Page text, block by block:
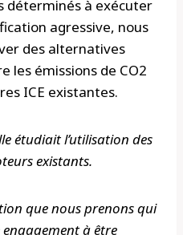
déterminés à exécuter
agressive, nous
des alternatives
les émissions de CO2
ICE existantes.
étudiait l’utilisation des
existants.
que nous prenons qui
à être